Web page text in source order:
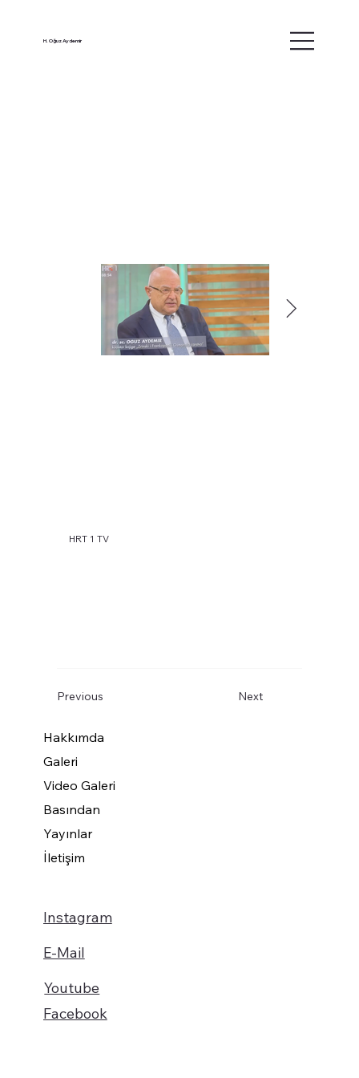
H. Oğuz Aydemir
HRT 1 TV
Previous Next
Hakkımda
Galeri
Video Galeri
Basından
Yayınlar
İletişim
Instagram
Facebook
Youtube
E-Mail